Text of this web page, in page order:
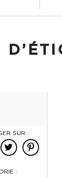
SUR :
: